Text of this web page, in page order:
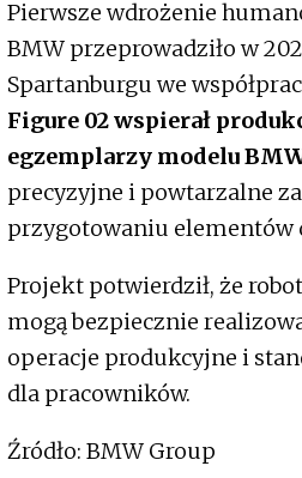
Pierwsze wdrożenie
BMW przeprowadziło w
Spartanburgu we
Figure 02 wspierał
egzemplarzy modelu
precyzyjne i powtarzalne
przygotowaniu elementów
Projekt potwierdził, że
mogą bezpiecznie
operacje produkcyjne i
dla pracowników.
Źródło: BMW Group